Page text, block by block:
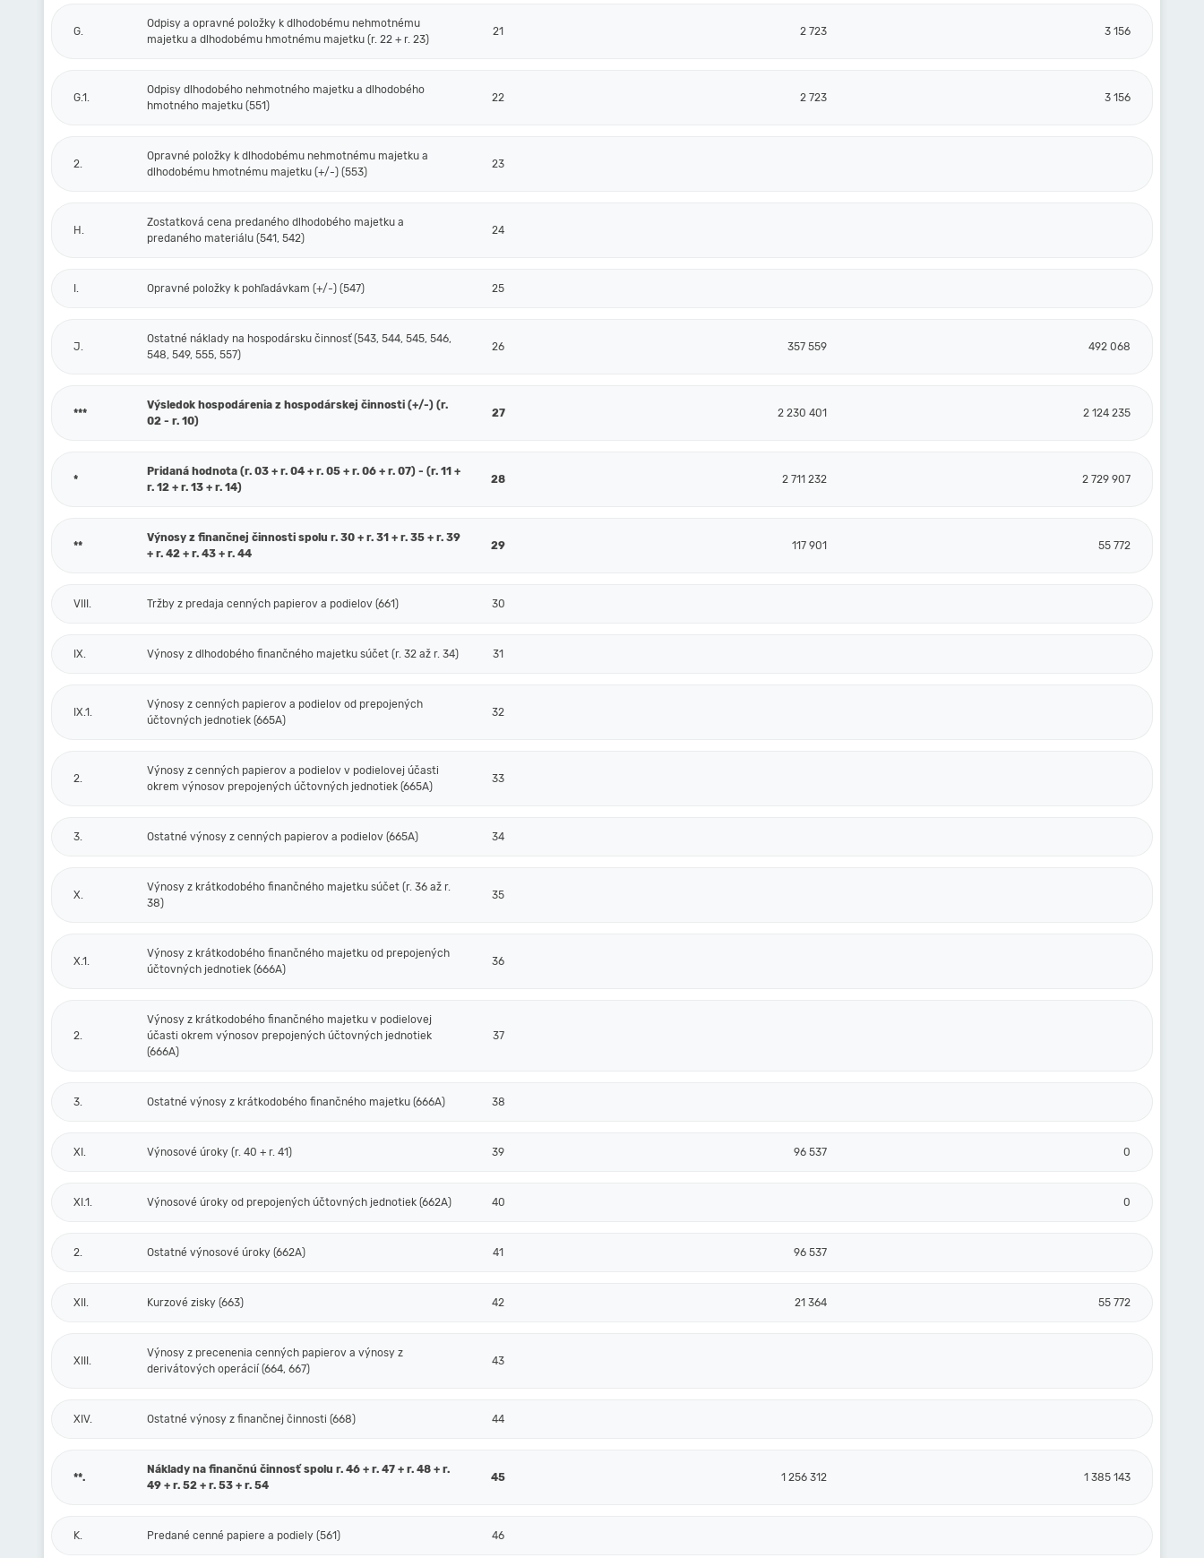
G.
Odpisy a opravné položky k dlhodobému nehmotnému
majetku a dlhodobému hmotnému majetku (r. 22 + r. 23)
21 2 723 3 156
G.1.
Odpisy dlhodobého nehmotného majetku a dlhodobého
hmotného majetku (551)
22 2 723 3 156
2.
Opravné položky k dlhodobému nehmotnému majetku a
dlhodobému hmotnému majetku (+/-) (553)
23
H.
Zostatková cena predaného dlhodobého majetku a
predaného materiálu (541, 542)
24
I. Opravné položky k pohľadávkam (+/-) (547) 25
J.
Ostatné náklady na hospodársku činnosť (543, 544, 545, 546,
548, 549, 555, 557)
26 357 559 492 068
***
Výsledok hospodárenia z hospodárskej činnosti (+/-) (r.
02 - r. 10)
27 2 230 401 2 124 235
*
Pridaná hodnota (r. 03 + r. 04 + r. 05 + r. 06 + r. 07) - (r. 11 +
r. 12 + r. 13 + r. 14)
28 2 711 232 2 729 907
**
Výnosy z finančnej činnosti spolu r. 30 + r. 31 + r. 35 + r. 39
+ r. 42 + r. 43 + r. 44
29 117 901 55 772
VIII. Tržby z predaja cenných papierov a podielov (661) 30
IX. Výnosy z dlhodobého finančného majetku súčet (r. 32 až r. 34) 31
IX.1.
Výnosy z cenných papierov a podielov od prepojených
účtovných jednotiek (665A)
32
2.
Výnosy z cenných papierov a podielov v podielovej účasti
okrem výnosov prepojených účtovných jednotiek (665A)
33
3. Ostatné výnosy z cenných papierov a podielov (665A) 34
X.
Výnosy z krátkodobého finančného majetku súčet (r. 36 až r.
38)
35
X.1.
Výnosy z krátkodobého finančného majetku od prepojených
účtovných jednotiek (666A)
36
2.
Výnosy z krátkodobého finančného majetku v podielovej
účasti okrem výnosov prepojených účtovných jednotiek
(666A)
37
3. Ostatné výnosy z krátkodobého finančného majetku (666A) 38
XI. Výnosové úroky (r. 40 + r. 41) 39 96 537 0
XI.1. Výnosové úroky od prepojených účtovných jednotiek (662A) 40 0
2. Ostatné výnosové úroky (662A) 41 96 537
XII. Kurzové zisky (663) 42 21 364 55 772
XIII.
Výnosy z precenenia cenných papierov a výnosy z
derivátových operácií (664, 667)
43
XIV. Ostatné výnosy z finančnej činnosti (668) 44
**.
Náklady na finančnú činnosť spolu r. 46 + r. 47 + r. 48 + r.
49 + r. 52 + r. 53 + r. 54
45 1 256 312 1 385 143
K. Predané cenné papiere a podiely (561) 46